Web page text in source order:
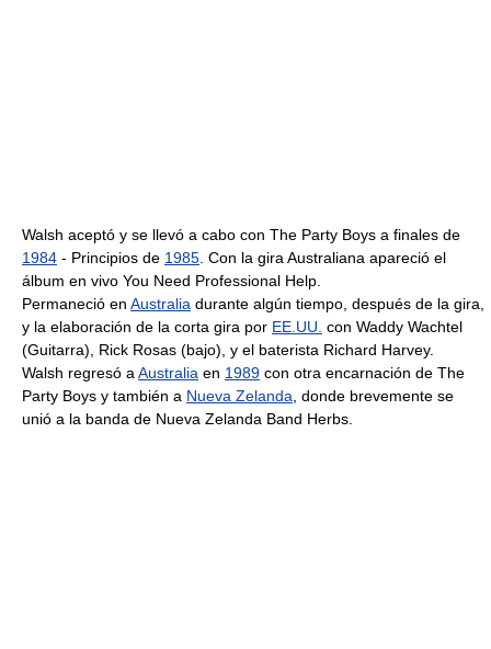
Walsh aceptó y se llevó a cabo con The Party Boys a finales de
1984 - Principios de 1985 . Con la gira Australiana apareció el
álbum en vivo You Need Professional Help.
Permaneció en Australia durante algún tiempo, después de la gira,
y la elaboración de la corta gira por EE.UU. con Waddy Wachtel
(Guitarra), Rick Rosas (bajo), y el baterista Richard Harvey.
Walsh regresó a Australia en 1989 con otra encarnación de The
Party Boys y también a Nueva Zelanda , donde brevemente se
unió a la banda de Nueva Zelanda Band Herbs.